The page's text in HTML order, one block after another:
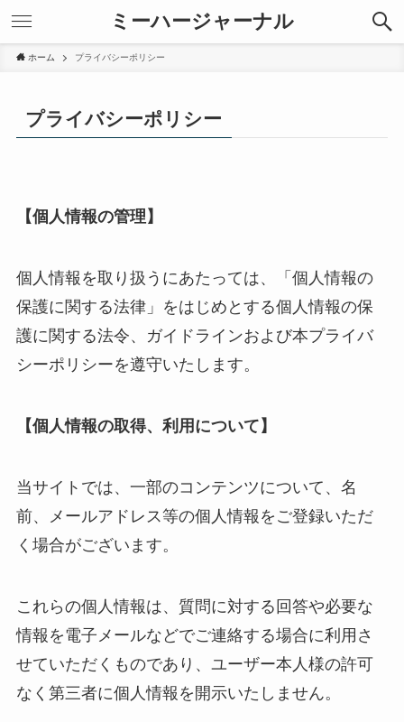
ミーハージャーナル
ホーム プライバシーポリシー
プライバシーポリシー
【個人情報の管理】
個人情報を取り扱うにあたっては、「個人情報の
保護に関する法律」をはじめとする個人情報の保
護に関する法令、ガイドラインおよび本プライバ
シーポリシーを遵守いたします。
【個人情報の取得、利用について】
当サイトでは、一部のコンテンツについて、名
前、メールアドレス等の個人情報をご登録いただ
く場合がございます。
これらの個人情報は、質問に対する回答や必要な
情報を電子メールなどでご連絡する場合に利用さ
せていただくものであり、ユーザー本人様の許可
なく第三者に個人情報を開示いたしません。